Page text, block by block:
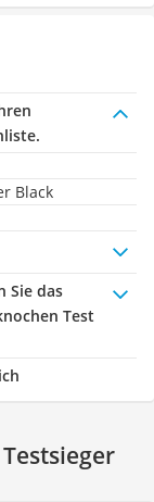
Black
Sie das
Test